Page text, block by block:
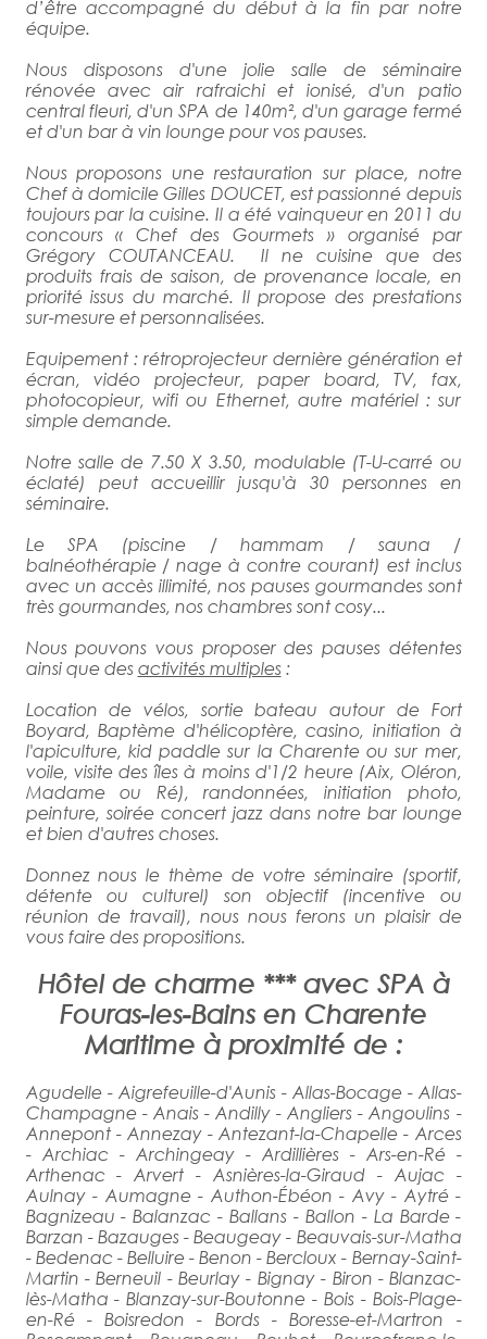
d’être accompagné du début à la fin par notre
équipe.
Nous disposons d'une jolie salle de séminaire
rénovée avec air rafraichi et ionisé, d'un patio
central fleuri, d'un SPA de 140m², d'un garage fermé
et d'un bar à vin lounge pour vos pauses.
Nous proposons une restauration sur place, notre
Chef à domicile Gilles DOUCET, est passionné depuis
toujours par la cuisine. Il a été vainqueur en 2011 du
concours « Chef des Gourmets » organisé par
Grégory COUTANCEAU. Il ne cuisine que des
produits frais de saison, de provenance locale, en
priorité issus du marché. Il propose des prestations
sur-mesure et personnalisées.
Equipement : rétroprojecteur dernière génération et
écran, vidéo projecteur, paper board, TV, fax,
photocopieur, wifi ou Ethernet, autre matériel : sur
simple demande.
Notre salle de 7.50 X 3.50, modulable (T-U-carré ou
éclaté) peut accueillir jusqu'à 30 personnes en
séminaire.
Le SPA (piscine / hammam / sauna /
balnéothérapie / nage à contre courant) est inclus
avec un accès illimité, nos pauses gourmandes sont
très gourmandes, nos chambres sont cosy...
Nous pouvons vous proposer des pauses détentes
ainsi que des activités multiples:
Location de vélos, sortie bateau autour de Fort
Boyard, Baptème d'hélicoptère, casino, initiation à
l'apiculture, kid paddle sur la Charente ou sur mer,
voile, visite des îles à moins d'1/2 heure (Aix, Oléron,
Madame ou Ré), randonnées, initiation photo,
peinture, soirée concert jazz dans notre bar lounge
et bien d'autres choses.
Donnez nous le thème de votre séminaire (sportif,
détente ou culturel) son objectif (incentive ou
réunion de travail), nous nous ferons un plaisir de
vous faire des propositions.
Hôtel de charme *** avec SPA à
Fouras-les-Bains en Charente
Maritime à proximité de :
Agudelle - Aigrefeuille-d'Aunis - Allas-Bocage - Allas-
Champagne - Anais - Andilly - Angliers - Angoulins -
Annepont - Annezay - Antezant-la-Chapelle - Arces
- Archiac - Archingeay - Ardillières - Ars-en-Ré -
Arthenac - Arvert - Asnières-la-Giraud - Aujac -
Aulnay - Aumagne - Authon-Ébéon - Avy - Aytré -
Bagnizeau - Balanzac - Ballans - Ballon - La Barde -
Barzan - Bazauges - Beaugeay - Beauvais-sur-Matha
- Bedenac - Belluire - Benon - Bercloux - Bernay-Saint-
Martin - Berneuil - Beurlay - Bignay - Biron - Blanzac-
lès-Matha - Blanzay-sur-Boutonne - Bois - Bois-Plage-
en-Ré - Boisredon - Bords - Boresse-et-Martron -